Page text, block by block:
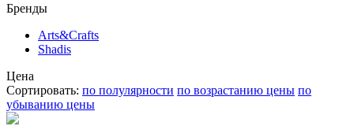
Бренды
Arts&Crafts
Shadis
Цена
Сортировать: по полулярности по возрастанию цены по
убыванию цены